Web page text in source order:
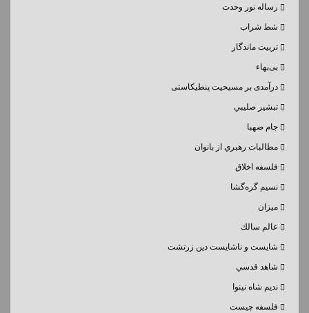
رساله نور وحدت
شط شراب
تربیت ماندگار
بی‌بهاء
درآمدی بر مسیحیت پنطیکاستی
تبشير صليبي
جام صهبا
مطالبات رهبري از بانوان
فلسفه اخلاق
نسيم گره‌گشا
میزان
عالم سالك
شايست و ناشايست دين زرتشت
شاهد قدسي
نديم شاه نينوا
فلسفه چیست